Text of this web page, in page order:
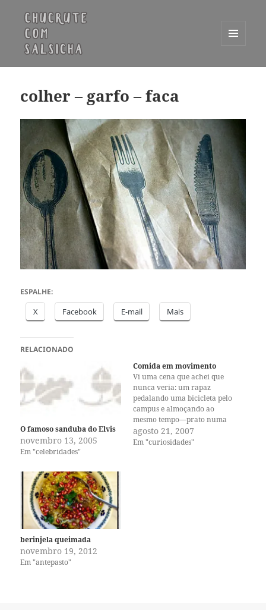
WIDGETS
colher – garfo – faca
ESPALHE:
X Facebook E-mail Mais
RELACIONADO
O famoso sanduba do Elvis
novembro 13, 2005
Em "celebridades"
Comida em movimento
Vi uma cena que achei que
nunca veria: um rapaz
pedalando uma bicicleta pelo
campus e almoçando ao
mesmo tempo—prato numa
mão, garfo na outra, pés
pedalando, pedalando, boca
agosto 21, 2007
Em "curiosidades"
berinjela queimada
novembro 19, 2012
Em "antepasto"